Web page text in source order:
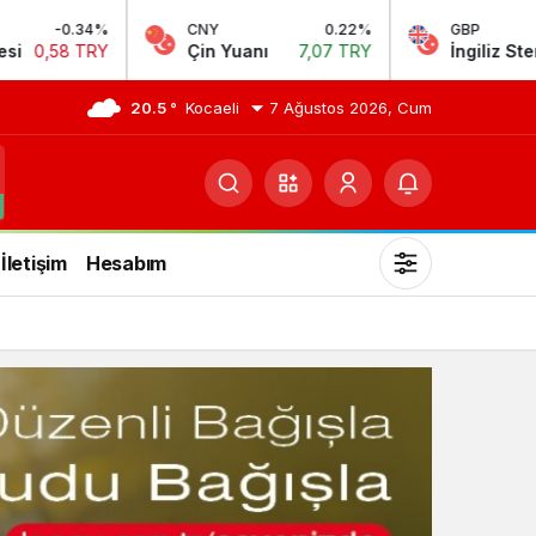
CNY 0.22%
Çin Yuanı 7,07 TRY
GBP
İngiliz Sterlini 64,25 TRY
20.5 ° Kocaeli 7 Ağustos 2026, Cum
İletişim Hesabım
Mod
değiştir
Gündüz modunu seçin.